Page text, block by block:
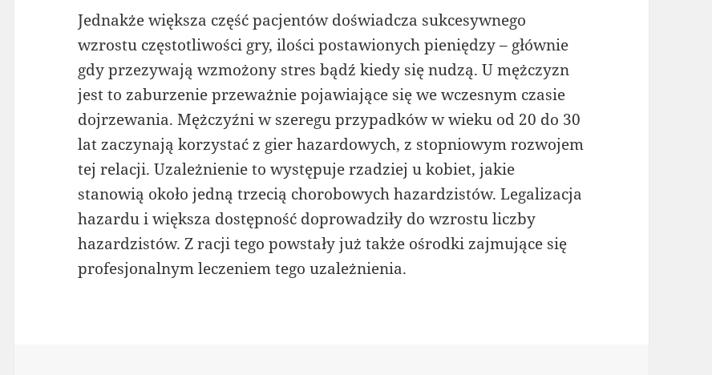
Jednakże większa część pacjentów doświadcza sukcesywnego
wzrostu częstotliwości gry, ilości postawionych pieniędzy – głównie
gdy przezywają wzmożony stres bądź kiedy się nudzą. U mężczyzn
jest to zaburzenie przeważnie pojawiające się we wczesnym czasie
dojrzewania. Mężczyźni w szeregu przypadków w wieku od 20 do 30
lat zaczynają korzystać z gier hazardowych, z stopniowym rozwojem
tej relacji. Uzależnienie to występuje rzadziej u kobiet, jakie
stanowią około jedną trzecią chorobowych hazardzistów. Legalizacja
hazardu i większa dostępność doprowadziły do wzrostu liczby
hazardzistów. Z racji tego powstały już także ośrodki zajmujące się
profesjonalnym leczeniem tego uzależnienia.